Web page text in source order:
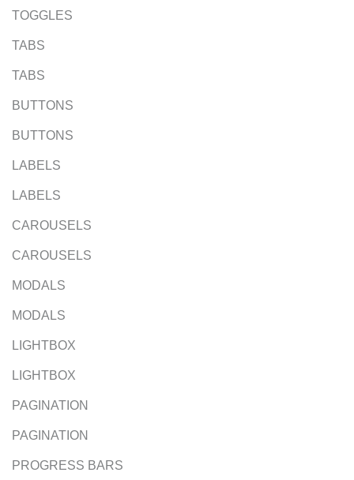
TOGGLES
TABS
TABS
BUTTONS
BUTTONS
LABELS
LABELS
CAROUSELS
CAROUSELS
MODALS
MODALS
LIGHTBOX
LIGHTBOX
PAGINATION
PAGINATION
PROGRESS BARS